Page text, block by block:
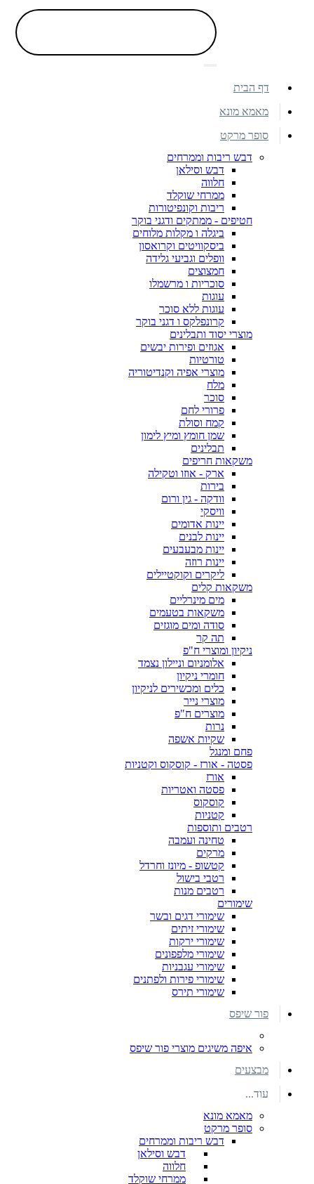
דף הבית
מאמא מונא
סופר מרקט
דבש ריבות וממרחים
דבש וסילאן
חלווה
ממרחי שוקלד
ריבות וקונפיטורות
חטיפים - ממתקים ודגני בוקר
ביגלה ו מקלות מלוחים
ביסקוויטים וקרואסון
וופלים וגביעי גלידה
חמצוצים
סוכריות ו מרשמלו
עוגות
עוגות ללא סוכר
קרונפלקס ו דגני בוקר
מוצרי יסוד ותבלינים
אגוזים ופירות יבשים
טורטיות
מוצרי אפיה וקנדיטוריה
מלח
סוכר
פרורי לחם
קמח וסולת
שמן חומץ ומיץ לימון
תבלינים
משקאות חריפים
ארק - אוזו וטקילה
בירות
וודקה - גין ורום
וויסקי
יינות אדומים
יינות לבנים
יינות מבעבעים
יינות רוזה
ליקרים וקוקטיילים
משקאות קלים
מים מינרליים
משקאות בטעמים
סודה ומים מוגזים
תה קר
ניקיון ומוצרי ח"פ
אלומניום וניילון נצמד
חומרי ניקיון
כלים ומכשירים לניקיון
מוצרי נייר
מוצרים ח"פ
נרות
שקיות אשפה
פחם ומנגל
פסטה - אורז - קוסקוס וקטניות
אורז
פסטה ואטריות
קוסקוס
קטניות
רטבים ותוספות
טחינה ועמבה
מרקים
קטשופ - מיונז וחרדל
רטבי בישול
רטבים מנות
שימורים
שימורי דגים ובשר
שימורי זיתים
שימורי ירקות
שימורי מלפפונים
שימורי עגבניות
שימורי פירות ולפתנים
שימורי תירס
פור שיפס
איפה משיגים מוצרי פור שיפס
מבצעים
עוד...
מאמא מונא
סופר מרקט
דבש ריבות וממרחים
דבש וסילאן
חלווה
ממרחי שוקלד